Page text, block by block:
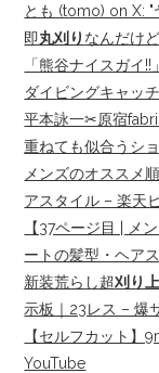
とも (tomo) on X: "
即丸刈り なんだけ
「熊谷ナイスガイ
ダイビングキャッ
平本詠一✂︎原宿
重ねても似合うショ
メンズのオススメ
アスタイル – 楽天
【37ページ目 | メ
ートの髪型・ヘア
新装荒らし超刈り
示板｜23レス – 爆
【セルフカット】
YouTube